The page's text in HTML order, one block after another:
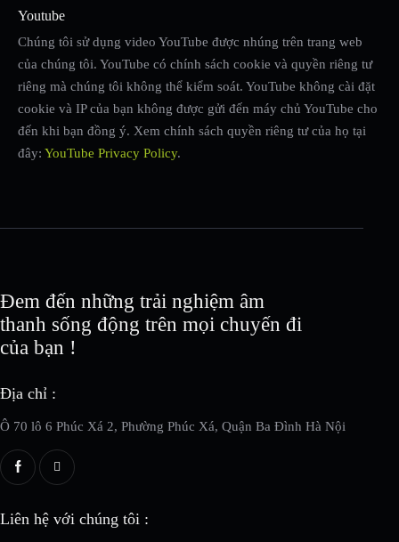
Youtube
Chúng tôi sử dụng video YouTube được nhúng trên trang web
của chúng tôi. YouTube có chính sách cookie và quyền riêng tư
riêng mà chúng tôi không thể kiểm soát. YouTube không cài đặt
cookie và IP của bạn không được gửi đến máy chủ YouTube cho
đến khi bạn đồng ý. Xem chính sách quyền riêng tư của họ tại
đây: YouTube Privacy Policy.
Đem đến những trải nghiệm âm
thanh sống động trên mọi chuyến đi
của bạn !
Địa chỉ :
Ô 70 lô 6 Phúc Xá 2, Phường Phúc Xá, Quận Ba Đình Hà Nội
Liên hệ với chúng tôi :